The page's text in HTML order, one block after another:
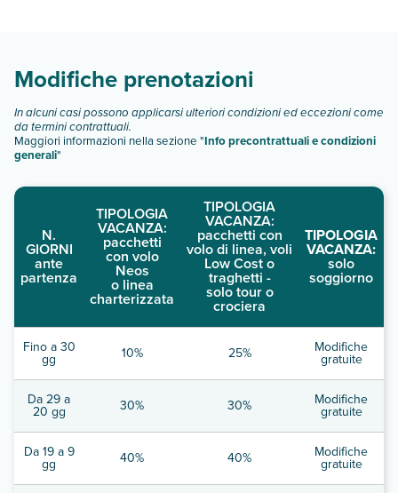
Modifiche prenotazioni
In alcuni casi possono applicarsi ulteriori condizioni ed eccezioni come
da termini contrattuali.
Maggiori informazioni nella sezione "Info precontrattuali e condizioni
generali"
N.
GIORNI
ante
partenza
TIPOLOGIA
VACANZA:
pacchetti
con volo
Neos
o linea
charterizzata
TIPOLOGIA
VACANZA:
pacchetti con
volo di linea, voli
Low Cost o
traghetti -
solo tour o
crociera
TIPOLOGIA
VACANZA:
solo
soggiorno
Fino a 30
gg 10% 25% Modifiche
gratuite
Da 29 a
20 gg 30% 30% Modifiche
gratuite
Da 19 a 9
gg 40% 40% Modifiche
gratuite